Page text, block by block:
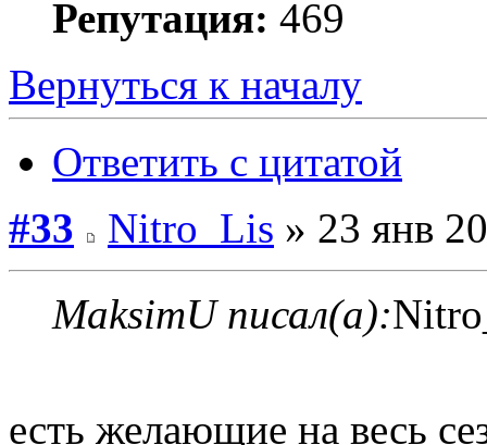
Репутация: 469
Вернуться к началу
Ответить с цитатой
#33
Nitro_Lis » 23 янв
MaksimU писал(а):
есть желающие на весь